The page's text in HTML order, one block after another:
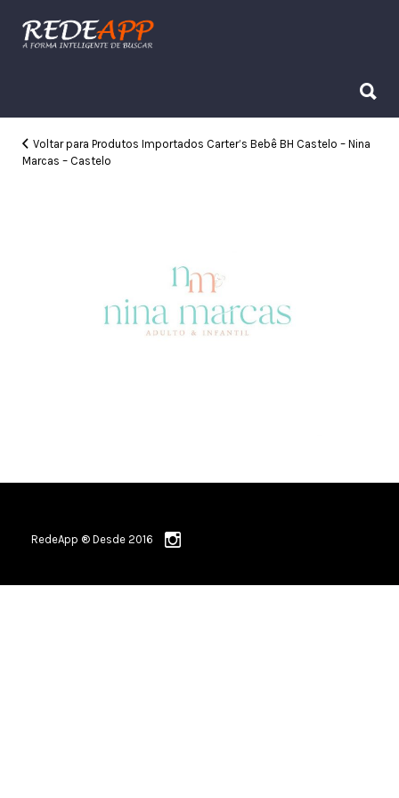
Procurar:
Voltar para Produtos Importados Carter’s Bebê BH Castelo – Nina
Marcas – Castelo
RedeApp ® Desde 2016